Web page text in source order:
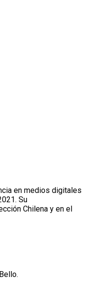
en medios digitales
Su
Chilena y en el